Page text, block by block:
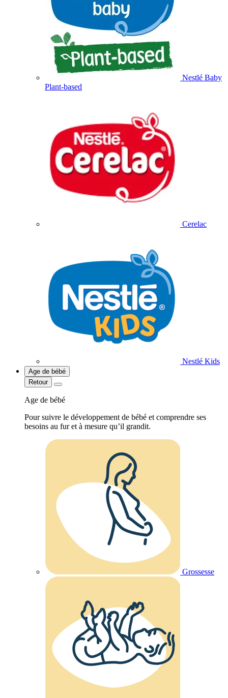
Nestlé Baby
Plant-based
Cerelac
Nestlé Kids
Age de bébé
Retour
Age de bébé
Pour suivre le développement de bébé et comprendre ses
besoins au fur et à mesure qu’il grandit.
Grossesse